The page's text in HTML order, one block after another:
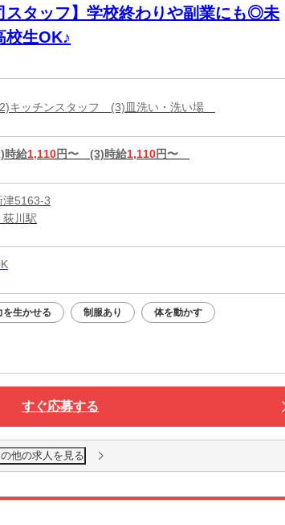
スタッフ】学校終わりや副業にも◎未
校生OK♪
キッチンスタッフ (3)皿洗い・洗い場
時給1,110円〜 (3)時給1,110円〜
津5163-3
荻川駅
を生かせる 制服あり 体を動かす
すぐ応募する
他の求人を見る